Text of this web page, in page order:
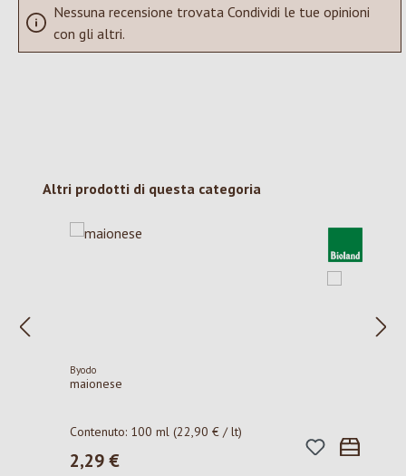
Nessuna recensione trovata Condividi le tue opinioni
con gli altri.
Salta la galleria dei prodotti
Altri prodotti di questa categoria
Byodo
maionese
Contenuto: 100 ml(22,90 € / lt)
Prezzo normale:
2,29 €